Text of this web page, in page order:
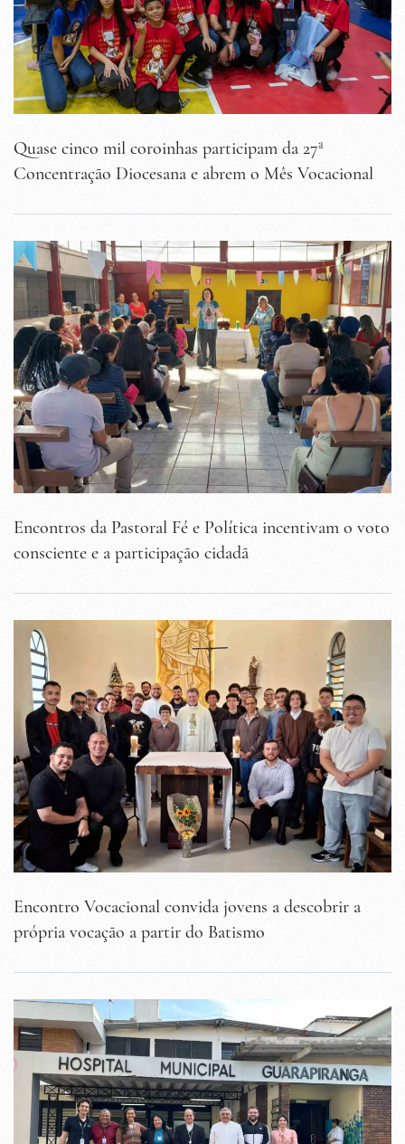
Quase cinco mil coroinhas participam da 27ª
Concentração Diocesana e abrem o Mês Vocacional
Encontros da Pastoral Fé e Política incentivam o voto
consciente e a participação cidadã
Encontro Vocacional convida jovens a descobrir a
própria vocação a partir do Batismo